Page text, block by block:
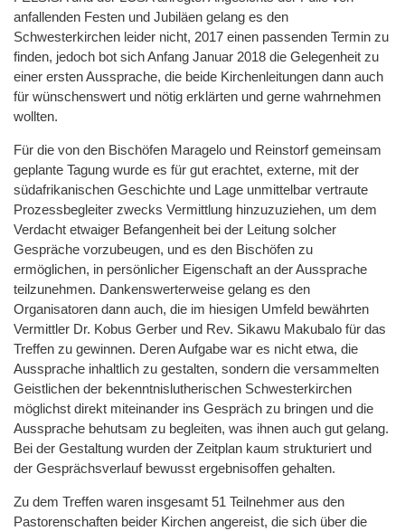
anfallenden Festen und Jubiläen gelang es den
Schwesterkirchen leider nicht, 2017 einen passenden Termin zu
finden, jedoch bot sich Anfang Januar 2018 die Gelegenheit zu
einer ersten Aussprache, die beide Kirchenleitungen dann auch
für wünschenswert und nötig erklärten und gerne wahrnehmen
wollten.
Für die von den Bischöfen Maragelo und Reinstorf gemeinsam
geplante Tagung wurde es für gut erachtet, externe, mit der
südafrikanischen Geschichte und Lage unmittelbar vertraute
Prozessbegleiter zwecks Vermittlung hinzuzuziehen, um dem
Verdacht etwaiger Befangenheit bei der Leitung solcher
Gespräche vorzubeugen, und es den Bischöfen zu
ermöglichen, in persönlicher Eigenschaft an der Aussprache
teilzunehmen. Dankenswerterweise gelang es den
Organisatoren dann auch, die im hiesigen Umfeld bewährten
Vermittler Dr. Kobus Gerber und Rev. Sikawu Makubalo für das
Treffen zu gewinnen. Deren Aufgabe war es nicht etwa, die
Aussprache inhaltlich zu gestalten, sondern die versammelten
Geistlichen der bekenntnislutherischen Schwesterkirchen
möglichst direkt miteinander ins Gespräch zu bringen und die
Aussprache behutsam zu begleiten, was ihnen auch gut gelang.
Bei der Gestaltung wurden der Zeitplan kaum strukturiert und
der Gesprächsverlauf bewusst ergebnisoffen gehalten.
Zu dem Treffen waren insgesamt 51 Teilnehmer aus den
Pastorenschaften beider Kirchen angereist, die sich über die